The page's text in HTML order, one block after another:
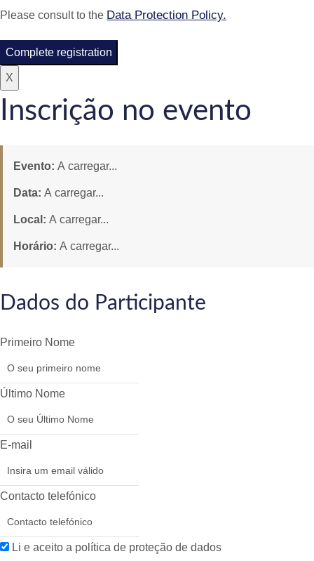
Please consult to the Data Protection Policy.
Complete registration
X
Inscrição no evento
Evento: A carregar...
Data: A carregar...
Local: A carregar...
Horário: A carregar...
Dados do Participante
Primeiro Nome
Último Nome
E-mail
Contacto telefónico
Li e aceito a política de proteção de dados